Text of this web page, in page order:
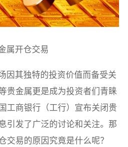
属开仓交易
因其独特的投资价值而备受关
贵金属更是成为投资者们青睐
工商银行（工行）宣布关闭贵
引发了广泛的讨论和关注。那
交易的原因究竟是什么呢？